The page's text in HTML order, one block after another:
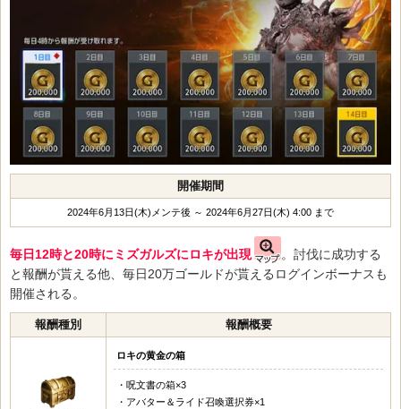
開催期間
2024年6月13日(木)メンテ後 ～ 2024年6月27日(木) 4:00 まで
毎日12時と20時にミズガルズにロキが出現
。討伐に成功する
と報酬が貰える他、毎日20万ゴールドが貰えるログインボーナスも
開催される。
報酬種別 報酬概要
ロキの黄金の箱
・呪文書の箱×3
・アバター＆ライド召喚選択券×1